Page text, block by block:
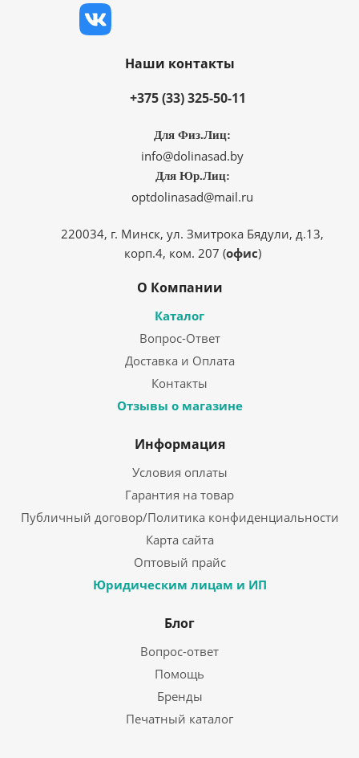
Наши контакты
+375 (33) 325-50-11
Для Физ.Лиц:
info@dolinasad.by
Для Юр.Лиц:
optdolinasad@mail.ru
220034, г. Минск, ул. Змитрока Бядули, д.13,
корп.4, ком. 207 (офис)
О Компании
Каталог
Вопрос-Ответ
Доставка и Оплата
Контакты
Отзывы о магазине
Информация
Условия оплаты
Гарантия на товар
Публичный договор/Политика конфиденциальности
Карта сайта
Оптовый прайс
Юридическим лицам и ИП
Блог
Вопрос-ответ
Помощь
Бренды
Печатный каталог